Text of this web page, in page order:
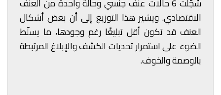
الاقتصادي. ويشير هذا التوزيع إلى أن بعض أشكال
العنف قد تكون أقل تبليغًا رغم وجودها، ما يسلّط
الضوء على استمرار تحديات الكشف والإبلاغ المرتبطة
بالوصمة والخوف.